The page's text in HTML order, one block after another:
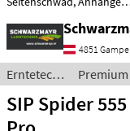
Schwadtuch,
Federentlastung Nr.
Doppelseitenschwader -
mit 6, 8m Arbeitsbreite -
2x13 Zinkenarme
4851
Erntetechnik
Grünland /
Krone
SIP Spider 555